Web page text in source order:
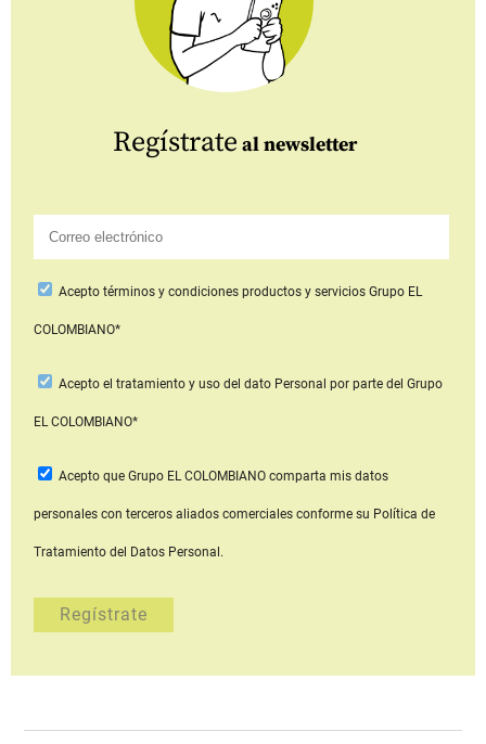
Regístrate al newsletter
Aceptotérminos y condiciones productos y serviciosGrupo EL
COLOMBIANO*
Acepto el tratamiento y uso del dato Personal por parte del Grupo
EL COLOMBIANO*
Acepto que Grupo EL COLOMBIANOcomparta mis datos
personales con terceros aliados comerciales conforme su Política de
Tratamiento del Datos Personal.